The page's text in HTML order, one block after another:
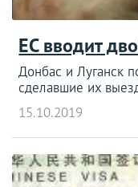
ЕС вводит
Донбас и Луганск
сделавшие их
15.10.2019